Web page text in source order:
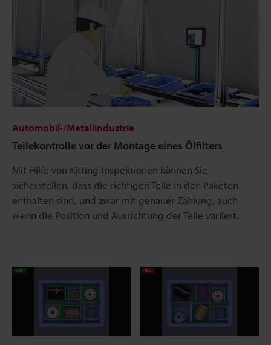
Automobil-/Metallindustrie
Teilekontrolle vor der Montage eines Ölfilters
Mit Hilfe von Kitting-Inspektionen können Sie
sicherstellen, dass die richtigen Teile in den Paketen
enthalten sind, und zwar mit genauer Zählung, auch
wenn die Position und Ausrichtung der Teile variiert.